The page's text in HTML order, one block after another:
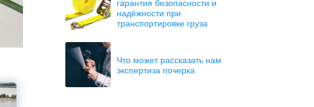
надёжности при
транспортировке груза
Что может рассказать нам
экспертиза почерка